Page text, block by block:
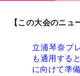
【この大会のニュ
立浦琴奈プ
も通用する
に向けて準